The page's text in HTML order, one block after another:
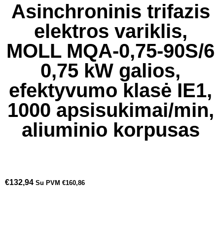
Asinchroninis trifazis
elektros variklis,
MOLL MQA-0,75-90S/6
0,75 kW galios,
efektyvumo klasė IE1,
1000 apsisukimai/min,
aliuminio korpusas
€132,94 Su PVM €160,86